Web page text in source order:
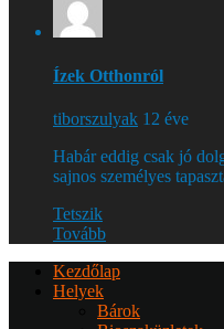
Ízek Otthonról
tiborszulyak 12 éve
Habár eddig csak jó
sajnos személyes
Tetszik
Tovább
Kezdőlap
Helyek
Bárok